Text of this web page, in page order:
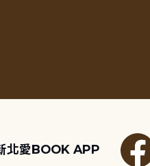
北愛BOOK APP